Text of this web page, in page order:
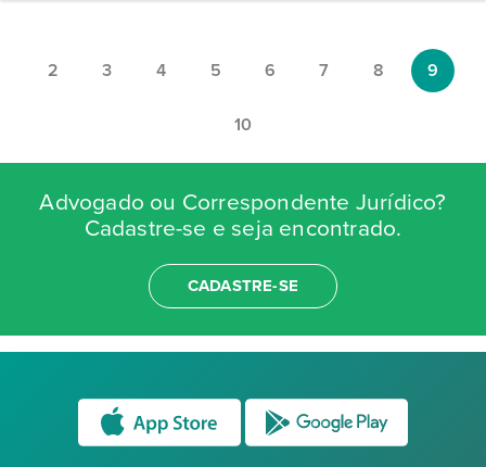
2 3 4 5 6 7 8 9
10
Advogado ou Correspondente Jurídico?
Cadastre-se e seja encontrado.
CADASTRE-SE